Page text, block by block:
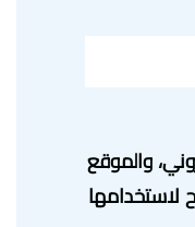
والموقع
لاستخدامها